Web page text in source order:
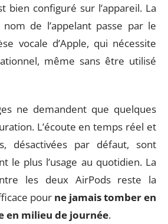
bien configuré sur l’appareil. La
de l’appelant passe par le
vocale d’Apple, qui nécessite
même sans être utilisé
ne demandent que quelques
L’écoute en temps réel et
désactivées par défaut, sont
le plus l’usage au quotidien. La
les deux AirPods reste la
pour ne jamais tomber en
en milieu de journée.